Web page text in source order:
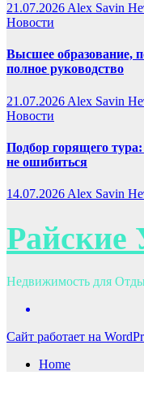
21.07.2026 Alex Savin
Новости
Высшее образование,
полное руководство
21.07.2026 Alex Savin
Новости
Подбор горящего
не ошибиться
14.07.2026 Alex Savin
Райские
Недвижимость для
Сайт работает на
Home